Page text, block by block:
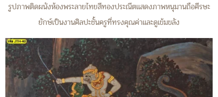
รูปภาพติดผนังห้องพระลายไทยสีทองประณีตแสดงภาพหนุมานถือศีรษะ
ยักษ์เป็นงานศิลปะชั้นครูที่ทรงคุณค่าและดูเข้มขลัง